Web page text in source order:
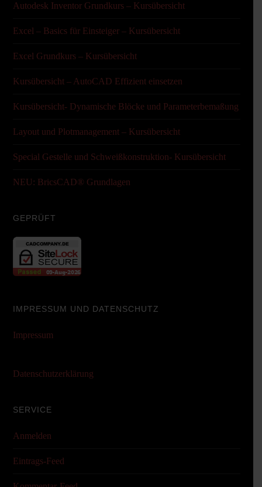
Autodesk Inventor Grundkurs – Kursübersicht
Excel – Basics für Einsteiger – Kursübersicht
Excel Grundkurs – Kursübersicht
Kursübersicht – AutoCAD Effizient einsetzen
Kursübersicht- Dynamische Blöcke und Parameterbemaßung
Layout und Plotmanagement – Kursübersicht
Special Gestelle und Schweißkonstruktion- Kursübersicht
NEU: BricsCAD® Grundlagen
GEPRÜFT
IMPRESSUM UND DATENSCHUTZ
Impressum
Datenschutzerklärung
SERVICE
Anmelden
Eintrags-Feed